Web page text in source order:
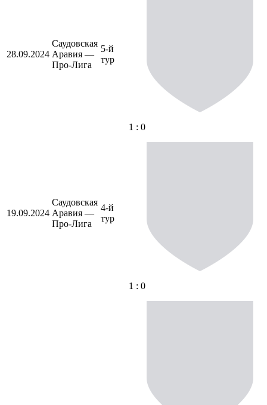
28.09.2024
Саудовская
Аравия —
Про-Лига
5-й
тур
1 : 0
19.09.2024
Саудовская
Аравия —
Про-Лига
4-й
тур
1 : 0